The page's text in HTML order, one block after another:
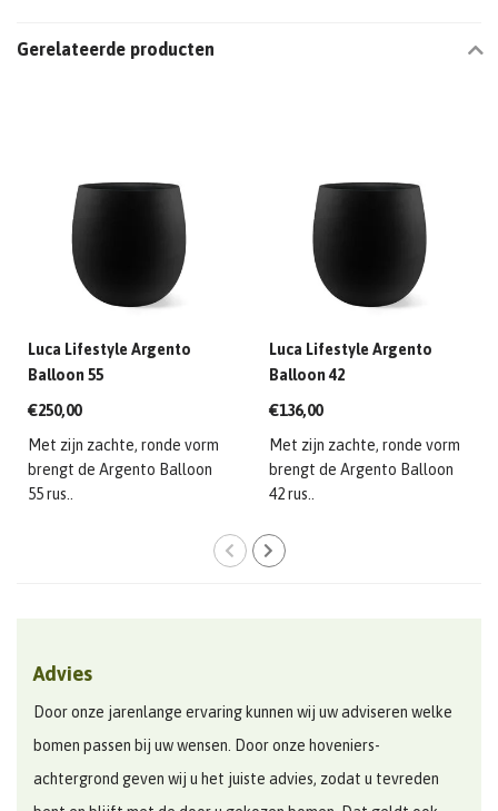
Gerelateerde producten
Luca Lifestyle Argento
Balloon 55
€250,00
Met zijn zachte, ronde vorm
brengt de Argento Balloon
55 rus..
Luca Lifestyle Argento
Balloon 42
€136,00
Met zijn zachte, ronde vorm
brengt de Argento Balloon
42 rus..
Advies
Door onze jarenlange ervaring kunnen wij uw adviseren welke
bomen passen bij uw wensen. Door onze hoveniers-
achtergrond geven wij u het juiste advies, zodat u tevreden